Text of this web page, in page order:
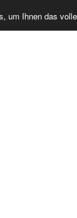
um Ihnen das